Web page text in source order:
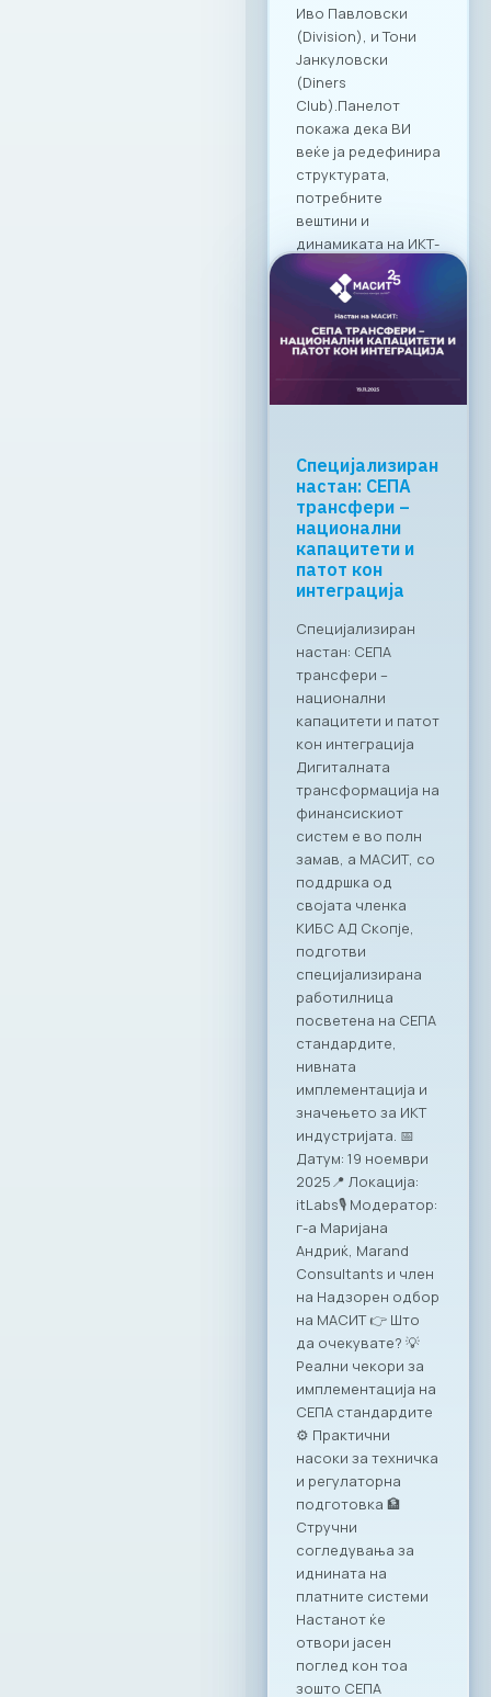
професионално
дружење во
Македонија.
19. 03. 2026г.
Прочитај
повеќе
МАСИТ со
клучна
поддршка за
формализација
на економијата
преку
дигитални
Заедничка
посветеност за
формализирање на
неформалната
економија во РСМ
Стопанската
комора за
информатички и
комуникациски
технологии –
МАСИТ, се
приклучи кон
националната
иницијатива за
намалување на
неформалната
економија.
Претседателот на
МАСИТ, Јордан
Димитровски, ја
потпиша
Декларацијата за
партнерство и
акција: „Заедничка
посветеност за
формализирање на
неформалната
економија во РСМ“.
Потпишувањето
беше дел од
годишната
конференција на
Министерството за
финансии, која
оваа година се
одржа под
насловот:
„Формализирање
на неформалната
економија: Преку
соработка до
успех“.
Дигитализацијата
како одговор на
неформалната
економија